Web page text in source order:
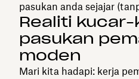
pasukan anda sejajar
Realiti
pasukan
moden
Mari kita hadapi: kerja